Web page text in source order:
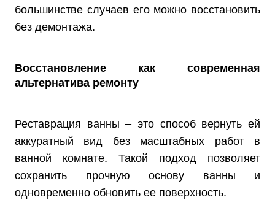
большинстве случаев его можно восстановить
без демонтажа.
Восстановление как современная
альтернатива ремонту
Реставрация ванны – это способ вернуть ей
аккуратный вид без масштабных работ в
ванной комнате. Такой подход позволяет
сохранить прочную основу ванны и
одновременно обновить ее поверхность.